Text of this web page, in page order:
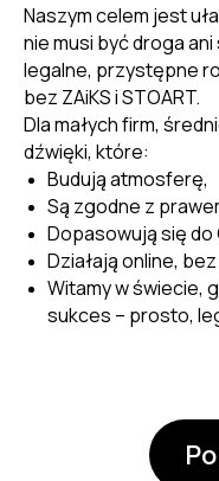
Naszym celem jest
nie musi być droga
legalne, przystępne
bez ZAiKS i STOART.
Dla małych firm,
dźwięki, które:
Budują atmosferę,
Są zgodne z
Dopasowują się do
Działają online,
Witamy w świecie,
sukces – prosto,